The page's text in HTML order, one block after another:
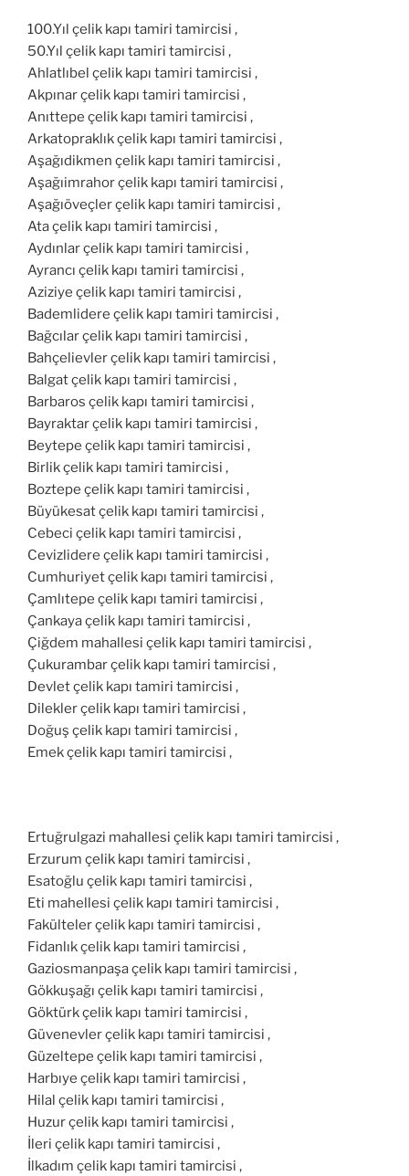
100.Yıl çelik kapı tamiri tamircisi ,
50.Yıl çelik kapı tamiri tamircisi ,
Ahlatlıbel çelik kapı tamiri tamircisi ,
Akpınar çelik kapı tamiri tamircisi ,
Anıttepe çelik kapı tamiri tamircisi ,
Arkatopraklık çelik kapı tamiri tamircisi ,
Aşağıdikmen çelik kapı tamiri tamircisi ,
Aşağıimrahor çelik kapı tamiri tamircisi ,
Aşağıöveçler çelik kapı tamiri tamircisi ,
Ata çelik kapı tamiri tamircisi ,
Aydınlar çelik kapı tamiri tamircisi ,
Ayrancı çelik kapı tamiri tamircisi ,
Aziziye çelik kapı tamiri tamircisi ,
Bademlidere çelik kapı tamiri tamircisi ,
Bağcılar çelik kapı tamiri tamircisi ,
Bahçelievler çelik kapı tamiri tamircisi ,
Balgat çelik kapı tamiri tamircisi ,
Barbaros çelik kapı tamiri tamircisi ,
Bayraktar çelik kapı tamiri tamircisi ,
Beytepe çelik kapı tamiri tamircisi ,
Birlik çelik kapı tamiri tamircisi ,
Boztepe çelik kapı tamiri tamircisi ,
Büyükesat çelik kapı tamiri tamircisi ,
Cebeci çelik kapı tamiri tamircisi ,
Cevizlidere çelik kapı tamiri tamircisi ,
Cumhuriyet çelik kapı tamiri tamircisi ,
Çamlıtepe çelik kapı tamiri tamircisi ,
Çankaya çelik kapı tamiri tamircisi ,
Çiğdem mahallesi çelik kapı tamiri tamircisi ,
Çukurambar çelik kapı tamiri tamircisi ,
Devlet çelik kapı tamiri tamircisi ,
Dilekler çelik kapı tamiri tamircisi ,
Doğuş çelik kapı tamiri tamircisi ,
Emek çelik kapı tamiri tamircisi ,
Ertuğrulgazi mahallesi çelik kapı tamiri tamircisi ,
Erzurum çelik kapı tamiri tamircisi ,
Esatoğlu çelik kapı tamiri tamircisi ,
Eti mahellesi çelik kapı tamiri tamircisi ,
Fakülteler çelik kapı tamiri tamircisi ,
Fidanlık çelik kapı tamiri tamircisi ,
Gaziosmanpaşa çelik kapı tamiri tamircisi ,
Gökkuşağı çelik kapı tamiri tamircisi ,
Göktürk çelik kapı tamiri tamircisi ,
Güvenevler çelik kapı tamiri tamircisi ,
Güzeltepe çelik kapı tamiri tamircisi ,
Harbıye çelik kapı tamiri tamircisi ,
Hilal çelik kapı tamiri tamircisi ,
Huzur çelik kapı tamiri tamircisi ,
İleri çelik kapı tamiri tamircisi ,
İlkadım çelik kapı tamiri tamircisi ,